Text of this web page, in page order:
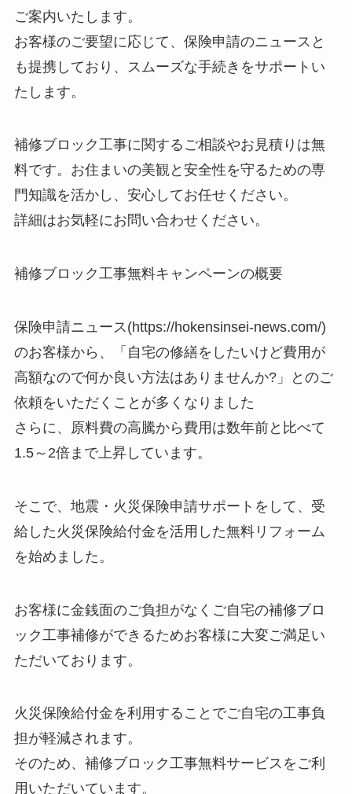
ご案内いたします。
お客様のご要望に応じて、保険申請のニュースと
も提携しており、スムーズな手続きをサポートい
たします。
補修ブロック工事に関するご相談やお見積りは無
料です。お住まいの美観と安全性を守るための専
門知識を活かし、安心してお任せください。
詳細はお気軽にお問い合わせください。
補修ブロック工事無料キャンペーンの概要
保険申請ニュース(https://hokensinsei-news.com/)
のお客様から、「自宅の修繕をしたいけど費用が
高額なので何か良い方法はありませんか?」とのご
依頼をいただくことが多くなりました
さらに、原料費の高騰から費用は数年前と比べて
1.5～2倍まで上昇しています。
そこで、地震・火災保険申請サポートをして、受
給した火災保険給付金を活用した無料リフォーム
を始めました。
お客様に金銭面のご負担がなくご自宅の補修ブロ
ック工事補修ができるためお客様に大変ご満足い
ただいております。
火災保険給付金を利用することでご自宅の工事負
担が軽減されます。
そのため、補修ブロック工事無料サービスをご利
用いただいています。